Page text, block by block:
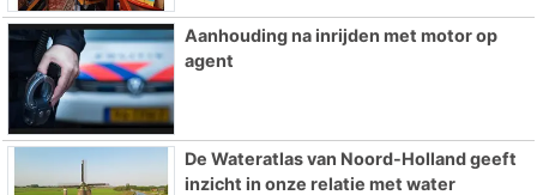
Aanhouding na inrijden met motor op
agent
De Wateratlas van Noord-Holland geeft
inzicht in onze relatie met water